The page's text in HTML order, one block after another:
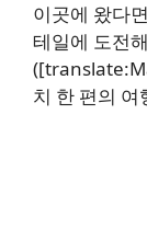
이곳에 왔다
테일에 도전
치 한 편의